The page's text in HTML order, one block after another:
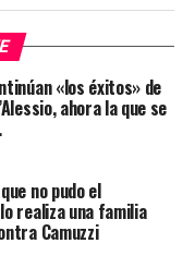
«los éxitos» de
ahora la que se
no pudo el
realiza una familia
Camuzzi